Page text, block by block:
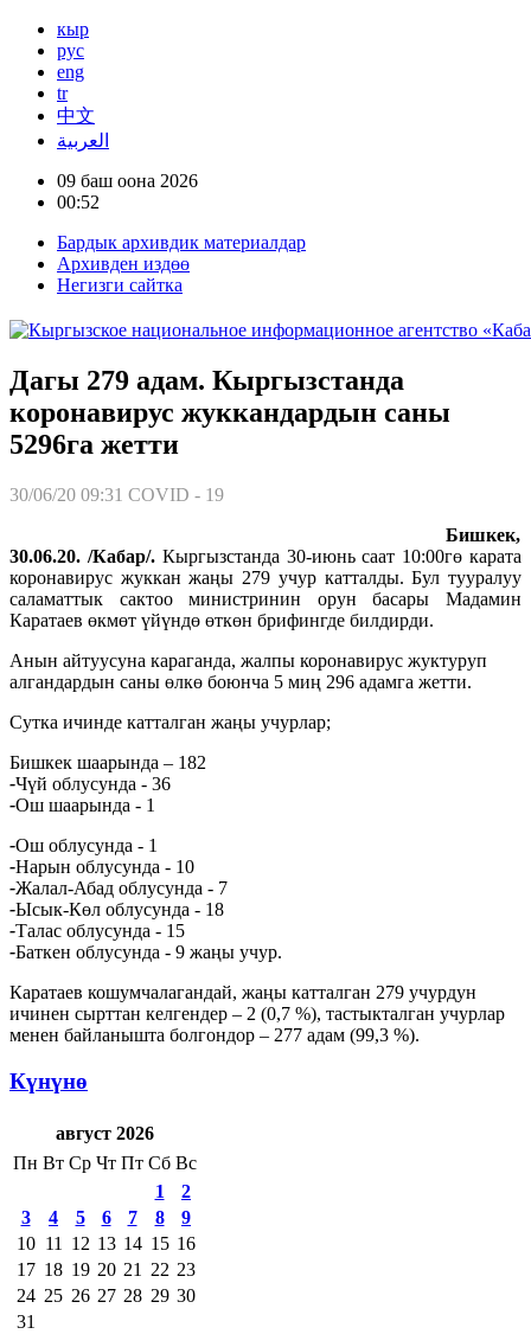
кыр
рус
eng
tr
中文
العربية
09 баш оона 2026
00:52
Бардык архивдик материалдар
Архивден издөө
Негизги сайтка
Дагы 279 адам. Кыргызстанда
коронавирус жуккандардын саны
5296га жетти
30/06/20 09:31 COVID - 19
Бишкек,
30.06.20. /Кабар/. Кыргызстанда 30-июнь саат 10:00гө карата
коронавирус жуккан жаңы 279 учур катталды. Бул тууралуу
саламаттык сактоо министринин орун басары Мадамин
Каратаев өкмөт үйүндө өткөн брифингде билдирди.
Анын айтуусуна караганда, жалпы коронавирус жуктуруп
алгандардын саны өлкө боюнча 5 миң 296 адамга жетти.
Сутка ичинде катталган жаңы учурлар;
Бишкек шаарында – 182
-Чүй облусунда - 36
-Ош шаарында - 1
-Ош облусунда - 1
-Нарын облусунда - 10
-Жалал-Абад облусунда - 7
-Ысык-Көл облусунда - 18
-Талас облусунда - 15
-Баткен облусунда - 9 жаңы учур.
Каратаев кошумчалагандай, жаңы катталган 279 учурдун
ичинен сырттан келгендер – 2 (0,7 %), тастыкталган учурлар
менен байланышта болгондор – 277 адам (99,3 %).
Күнүнө
август 2026
Пн Вт Ср Чт Пт Сб Вс
1
2
3
4 5 6 7 8
9
10 11 12 13 14 15 16
17 18 19 20 21 22 23
24 25 26 27 28 29 30
31